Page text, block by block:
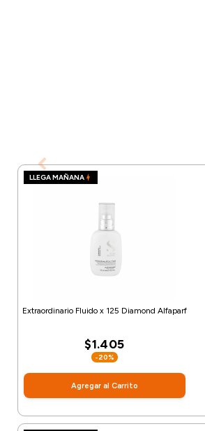
LLEGA MAÑANA
Extraordinario Fluido x 125 Diamond Alfaparf
$1.405
-20%
Agregar al Carrito